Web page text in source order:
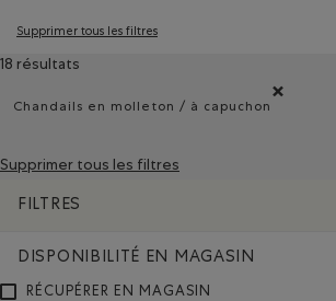
Supprimer tous les filtres
18 résultats
Chandails en molleton / à capuchon
Supprimer tous les filtres
FILTRES
DISPONIBILITÉ EN MAGASIN
RÉCUPÉRER EN MAGASIN